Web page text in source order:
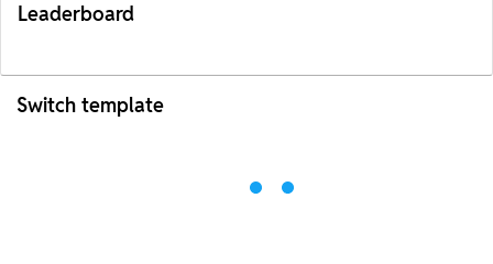
Leaderboard
Switch template